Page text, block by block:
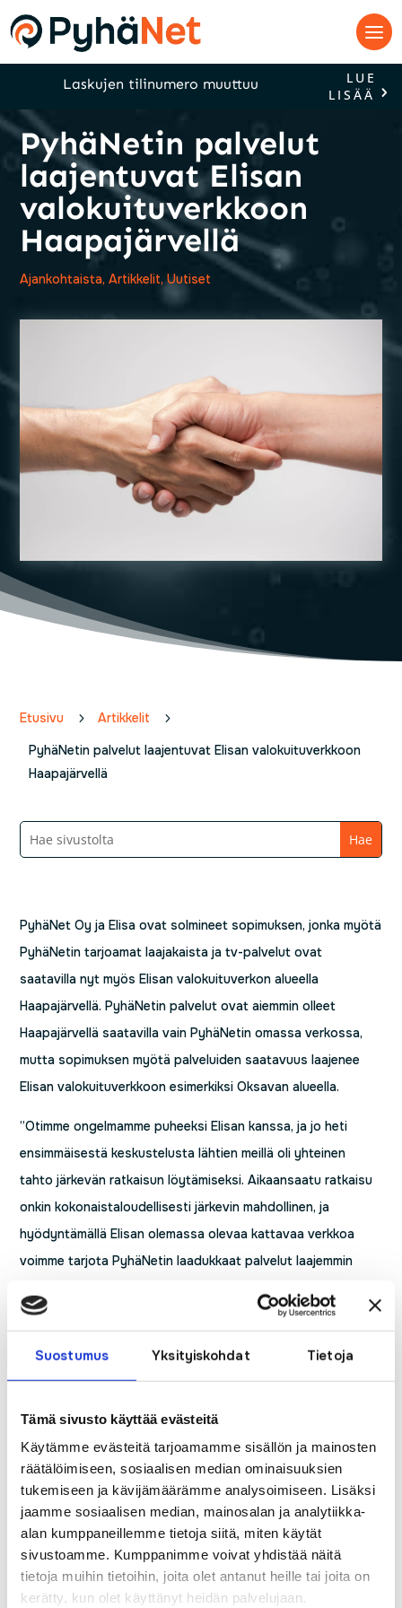
Suostumus Yksityiskohdat Tietoja
Tämä sivusto käyttää evästeitä
Käytämme evästeitä tarjoamamme sisällön ja mainosten
räätälöimiseen, sosiaalisen median ominaisuuksien
tukemiseen ja kävijämäärämme analysoimiseen. Lisäksi
jaamme sosiaalisen median, mainosalan ja analytiikka-
alan kumppaneillemme tietoja siitä, miten käytät
sivustoamme. Kumppanimme voivat yhdistää näitä
tietoja muihin tietoihin, joita olet antanut heille tai joita on
kerätty, kun olet käyttänyt heidän palvelujaan.
Laskujen tilinumero muuttuu
LUE
LISÄÄ
PyhäNetin palvelut
laajentuvat Elisan
valokuituverkkoon
Haapajärvellä
Ajankohtaista,Artikkelit,Uutiset
Etusivu 5 Artikkelit
5
PyhäNetin palvelut laajentuvat Elisan valokuituverkkoon
Haapajärvellä
PyhäNet Oy ja Elisa ovat solmineet sopimuksen, jonka myötä
PyhäNetin tarjoamat laajakaista ja tv-palvelut ovat
saatavilla nyt myös Elisan valokuituverkon alueella
Haapajärvellä. PyhäNetin palvelut ovat aiemmin olleet
Haapajärvellä saatavilla vain PyhäNetin omassa verkossa,
mutta sopimuksen myötä palveluiden saatavuus laajenee
Elisan valokuituverkkoon esimerkiksi Oksavan alueella.
”Otimme ongelmamme puheeksi Elisan kanssa, ja jo heti
ensimmäisestä keskustelusta lähtien meillä oli yhteinen
tahto järkevän ratkaisun löytämiseksi. Aikaansaatu ratkaisu
onkin kokonaistaloudellisesti järkevin mahdollinen, ja
hyödyntämällä Elisan olemassa olevaa kattavaa verkkoa
voimme tarjota PyhäNetin laadukkaat palvelut laajemmin
valottaa PyhäNetin toimitusjohtaja
Eetu Pekola.
”Yhteistyö muiden operaattorien ja kuitutoimijoiden kanssa
on ollut aina tärkeää Elisalle. PyhäNet on osa tätä
laadukkaan verkon PyhäNetin loppuasiakkaiden käyttöön.
Yhteistyö PyhäNetin ja Eetu Pekolan kanssa on sujuvaa ja
uskomme että jatkossakin löydämme yhteistyönpaikkoja
alati muuttuvassa maailmassa”, kertoo Elisan kiinteän verkon
yhteyksistä vastaava osastopäällikkö
Niklas Granholm